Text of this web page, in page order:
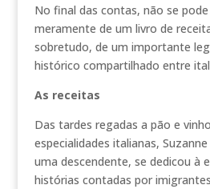
No final das contas, não se
meramente de um livro de
sobretudo, de um importante
histórico compartilhado entre
As receitas
Das tardes regadas a pão e
especialidades italianas,
uma descendente, se dedicou à
histórias contadas por